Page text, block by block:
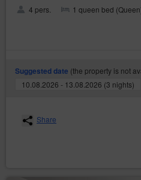
4 pers. 1 queen bed
Suggested date (the property is not
10.08.2026 - 13.08.2026 (3 nights)
Share